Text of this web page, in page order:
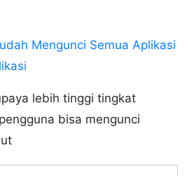
Mengunci Semua Aplikasi
lebih tinggi tingkat
bisa mengunci